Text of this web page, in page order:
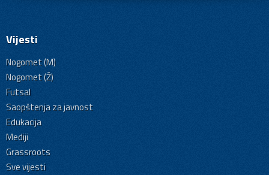
Vijesti
Nogomet (M)
Nogomet (Ž)
Futsal
Saopštenja za javnost
Edukacija
Mediji
Grassroots
Sve vijesti